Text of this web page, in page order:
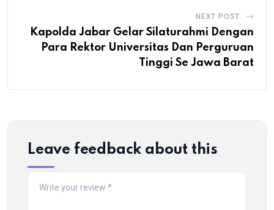
NEXT POST
Kapolda Jabar Gelar Silaturahmi Dengan
Para Rektor Universitas Dan Perguruan
Tinggi Se Jawa Barat
Leave feedback about this